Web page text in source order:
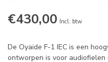
€430,00 Incl. btw
De Oyaide F-1 IEC is een
ontworpen is voor